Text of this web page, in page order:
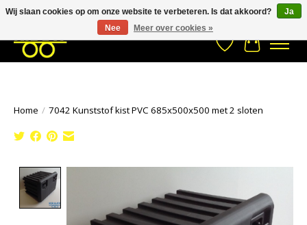
033- 2470 538 info@kraaybv.com Stuur een Whatsapp bericht
Verlanglijst
Home / 7042 Kunststof kist PVC 685x500x500 met 2 sloten
Wij slaan cookies op om onze website te verbeteren. Is dat akkoord?
Ja
Nee
Meer over cookies »